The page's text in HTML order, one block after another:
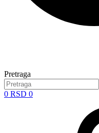
Pretraga
0 RSD 0